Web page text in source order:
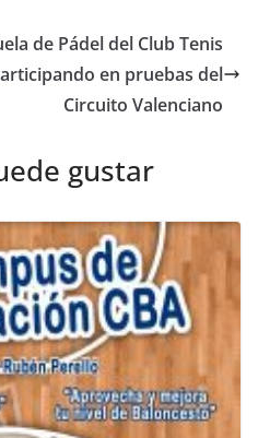
de Pádel del Club Tenis
en pruebas del
Circuito Valenciano
gustar